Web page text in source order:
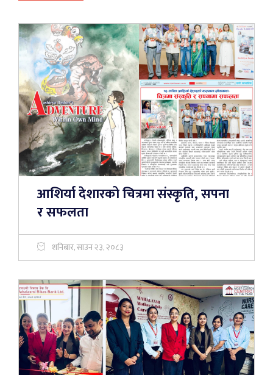
आशिर्या देशारको चित्रमा संस्कृति, सपना
र सफलता
शनिबार, साउन २३, २०८३